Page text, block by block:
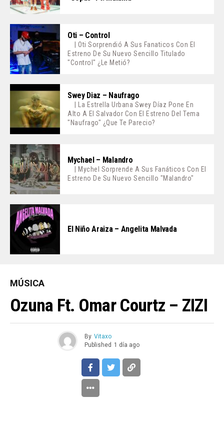
Oti – Control
| Oti Sorprendió A Sus Fanaticos Con El
Estreno De Su Nuevo Sencillo Titulado
"Control" ¿Le Metió?
Swey Diaz – Naufrago
| La Estrella Urbana Swey Díaz Pone En
Alto A El Salvador Con El Estreno Del Tema
"Naufrago" ¿Que Te Parecio?
Mychael – Malandro
| Mychel Sorprende A Sus Fanáticos Con El
Estreno De Su Nuevo Sencillo "Malandro"
El Niño Araiza – Angelita Malvada
MÚSICA
Ozuna Ft. Omar Courtz – ZIZI
By Vitaxo
Published 1 día ago